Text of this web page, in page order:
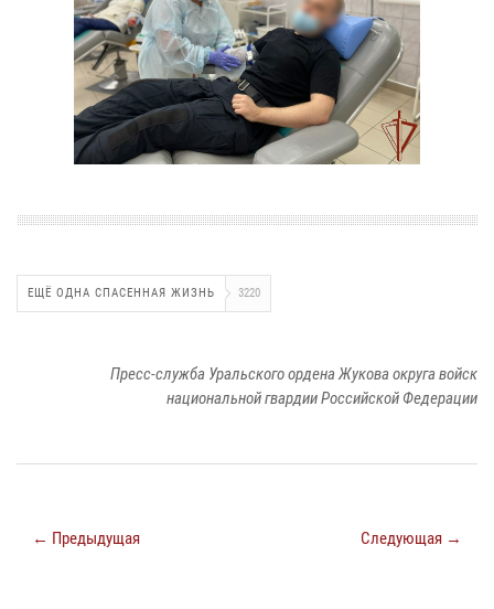
ЕЩЁ ОДНА СПАСЕННАЯ ЖИЗНЬ 3220
Пресс-служба Уральского ордена Жукова округа войск
национальной гвардии Российской Федерации
← Предыдущая Следующая →